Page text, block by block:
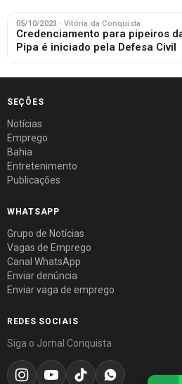
05/10/2023 · Vitória da Conquista
Credenciamento para pipeiros
Pipa é iniciado pela Defesa Civil
SEÇÕES
Notícias
Emprego
Bahia
Entretenimento
Publicações
WHATSAPP
Grupo de Notícias
Vagas de Emprego
Canal WhatsApp
Enviar denúncia
Enviar vaga de emprego
REDES SOCIAIS
Siga o Jornal Conquista